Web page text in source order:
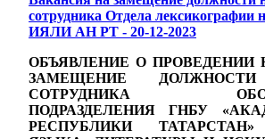
сотрудника Отдела лексикографии
ИЯЛИ АН РТ - 20-12-2023
ОБЪЯВЛЕНИЕ О ПРОВЕДЕНИИ
ЗАМЕЩЕНИЕ
СОТРУДНИКА
ПОДРАЗДЕЛЕНИЯ ГНБУ
РЕСПУБЛИКИ